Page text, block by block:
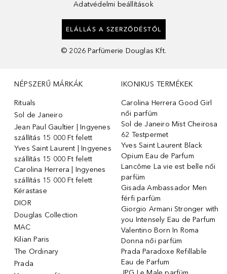
Adatvédelmi beállítások
ELÁLLÁS A SZERZŐDÉSTŐL
© 2026 Parfümerie Douglas Kft.
NÉPSZERŰ MÁRKÁK
Rituals
Sol de Janeiro
Jean Paul Gaultier | Ingyenes
szállítás 15 000 Ft felett
Yves Saint Laurent | Ingyenes
szállítás 15 000 Ft felett
Carolina Herrera | Ingyenes
szállítás 15 000 Ft felett
Kérastase
DIOR
Douglas Collection
MAC
Kilian Paris
The Ordinary
Prada
IKONIKUS TERMÉKEK
Carolina Herrera Good Girl
női parfüm
Sol de Janeiro Mist Cheirosa
62 Testpermet
Yves Saint Laurent Black
Opium Eau de Parfum
Lancôme La vie est belle női
parfüm
Gisada Ambassador Men
férfi parfüm
Giorgio Armani Stronger with
you Intensely Eau de Parfum
Valentino Born In Roma
Donna női parfüm
Prada Paradoxe Refillable
Eau de Parfum